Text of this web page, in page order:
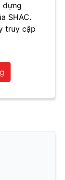
dựng
SHAC.
truy cập